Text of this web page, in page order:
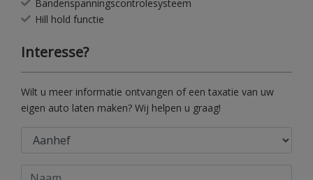
Bandenspanningscontrolesysteem
Hill hold functie
Interesse?
Wilt u meer informatie ontvangen of een taxatie van uw
eigen auto laten maken? Wij helpen u graag!